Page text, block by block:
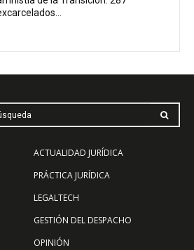
ACTUALIDAD JURÍDICA
PRÁCTICA JURÍDICA
LEGALTECH
GESTIÓN DEL DESPACHO
OPINIÓN